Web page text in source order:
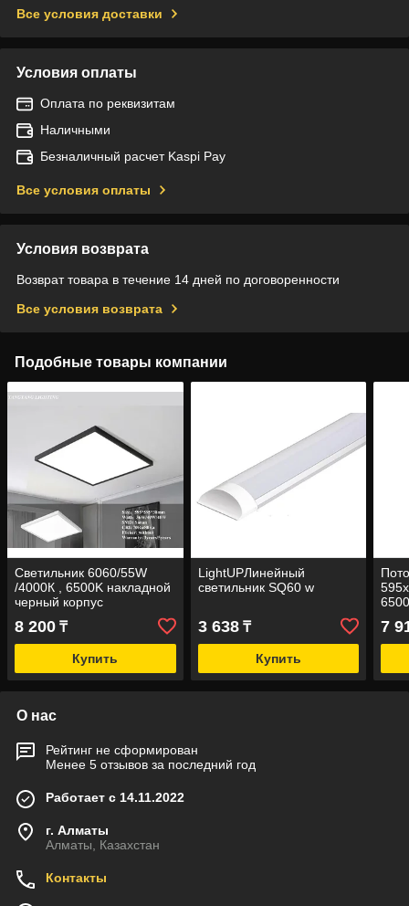
Все условия доставки
Условия оплаты
Оплата по реквизитам
Наличными
Безналичный расчет Kaspi Pay
Все условия оплаты
Условия возврата
Возврат товара в течение 14 дней по договоренности
Все условия возврата
Подобные товары компании
Светильник 6060/55W
/4000К , 6500K накладной
черный корпус
8 200 ₸
Купить
LightUPЛинейный
светильник SQ60 w
3 638₸
Купить
7
О нас
Рейтинг не сформирован
Менее 5 отзывов за последний год
Работает с 14.11.2022
г. Алматы
Алматы, Казахстан
Контакты